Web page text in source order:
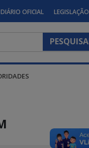
DIÁRIO OFICIAL LEGISLAÇÃO